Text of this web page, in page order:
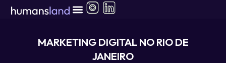
para
MARKETING DIGITAL NO RIO DE
JANEIRO